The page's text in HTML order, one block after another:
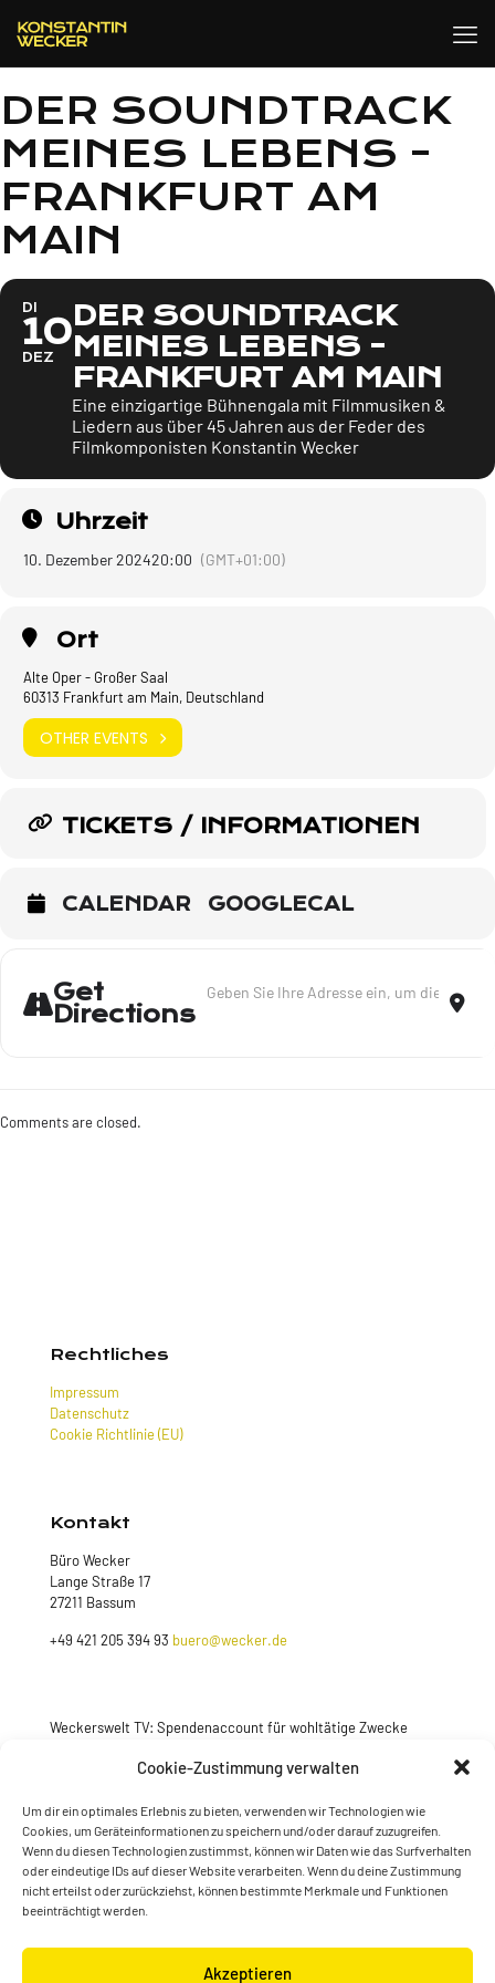
Cookie-Zustimmung verwalten
Um dir ein optimales Erlebnis zu bieten, verwenden wir Technologien wie
Cookies, um Geräteinformationen zu speichern und/oder darauf zuzugreifen.
Wenn du diesen Technologien zustimmst, können wir Daten wie das Surfverhalten
oder eindeutige IDs auf dieser Website verarbeiten. Wenn du deine Zustimmung
nicht erteilst oder zurückziehst, können bestimmte Merkmale und Funktionen
beeinträchtigt werden.
Akzeptieren
DER SOUNDTRACK
MEINES LEBENS -
FRANKFURT AM
MAIN
DI
10
DEZ
DER SOUNDTRACK
MEINES LEBENS -
FRANKFURT AM MAIN
Eine einzigartige Bühnengala mit Filmmusiken &
Liedern aus über 45 Jahren aus der Feder des
Filmkomponisten Konstantin Wecker
Uhrzeit
10. Dezember 202420:00 (GMT+01:00)
Ort
Alte Oper - Großer Saal
60313 Frankfurt am Main, Deutschland
OTHER EVENTS
TICKETS / INFORMATIONEN
CALENDAR GOOGLECAL
Get
Directions
Comments are closed.
Rechtliches
Impressum
Datenschutz
Cookie Richtlinie (EU)
Kontakt
Büro Wecker
Lange Straße 17
27211 Bassum
+49 421 205 394 93 buero@wecker.de
Weckerswelt TV: Spendenaccount für wohltätige Zwecke
Jetzt spenden